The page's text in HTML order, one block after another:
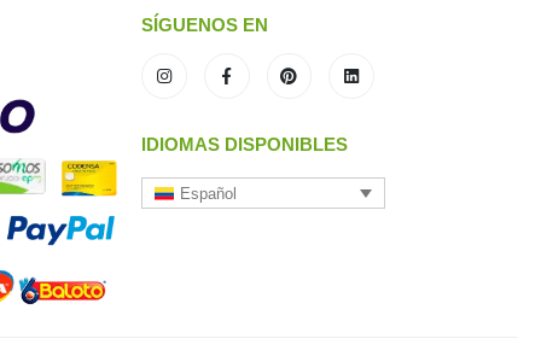
SÍGUENOS EN
IDIOMAS DISPONIBLES
Español